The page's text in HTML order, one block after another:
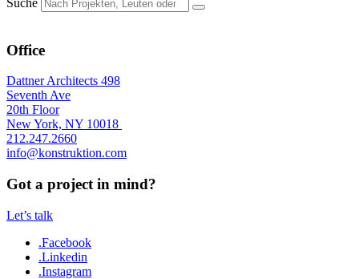
Office
Dattner Architects 498
Seventh Ave
20th Floor
New York, NY 10018
212.247.2660
info@konstruktion.com
Got a project in mind?
Let’s talk
.Facebook
.Linkedin
.Instagram